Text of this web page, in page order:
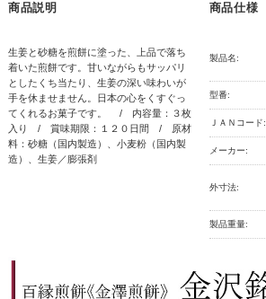
商品説明
生姜と砂糖を煎餅に塗った、上品で落ち
着いた煎餅です。甘いながらもサッパリ
としたくち当たり、生姜の深い味わいが
手を休ませません。日本の心をくすぐっ
てくれるお菓子です。 / 内容量：３枚
入り / 賞味期限：１２０日間 / 原材
料：砂糖（国内製造）、小麦粉（国内製
造）、生姜／膨張剤
商品仕様
製品名:
型番:
ＪＡＮコード:
メーカー:
外寸法:
製品重量: